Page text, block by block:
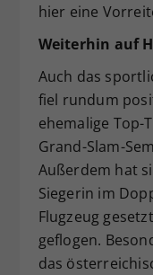
hier eine
Weiterhin auf
Auch das
fiel rundum
ehemalige Top-
Grand-Slam-
Außerdem hat
Siegerin im
Flugzeug
geflogen.
das